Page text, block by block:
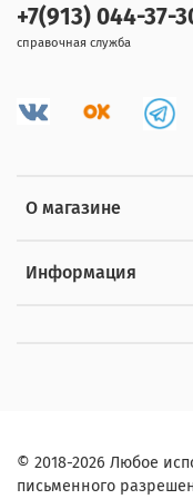
О магазине
Информация
+7(913) 044-37-
справочная служба
© 2018-2026 Любое
письменного